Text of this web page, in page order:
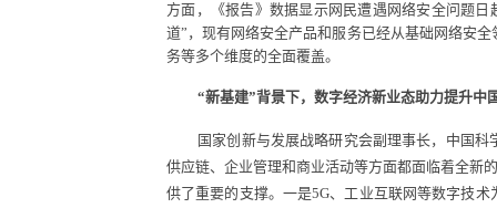
方面，《报告》数据显示网民遭遇网络安全问题
道”，现有网络安全产品和服务已经从基础网络安
务等多个维度的全面覆盖。
“新基建”背景下，数字经济新业态助力提升中
国家创新与发展战略研究会副理事长，中国
供应链、企业管理和商业活动等方面都面临着全新
供了重要的支撑。一是5G、工业互联网等数字技术